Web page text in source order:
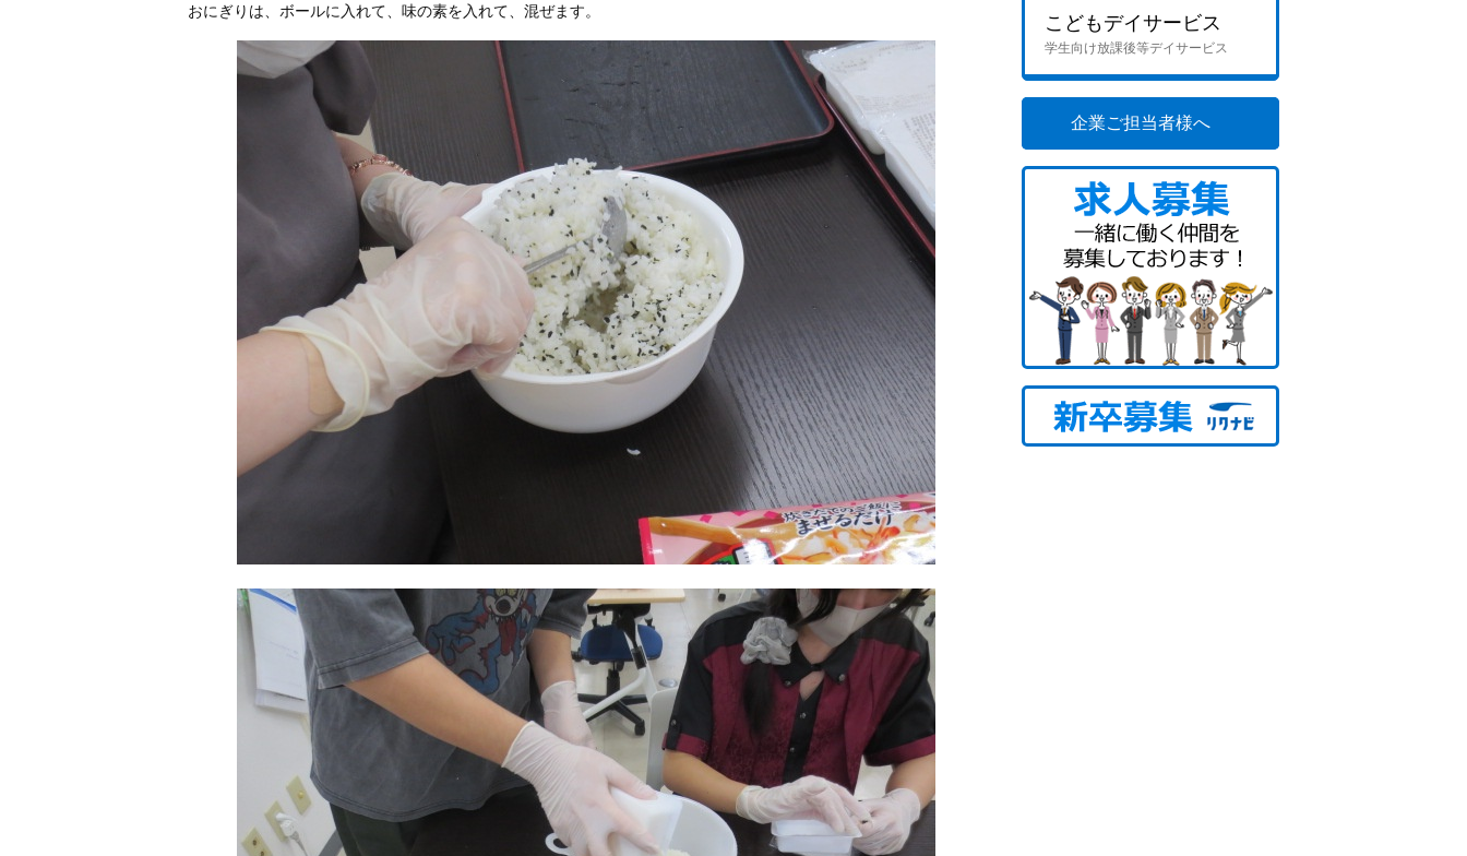
おにぎりは、ボールに入れて、味の素を入れて、混ぜます。
こどもデイサービス
学生向け放課後等デイサービス
企業ご担当者様へ